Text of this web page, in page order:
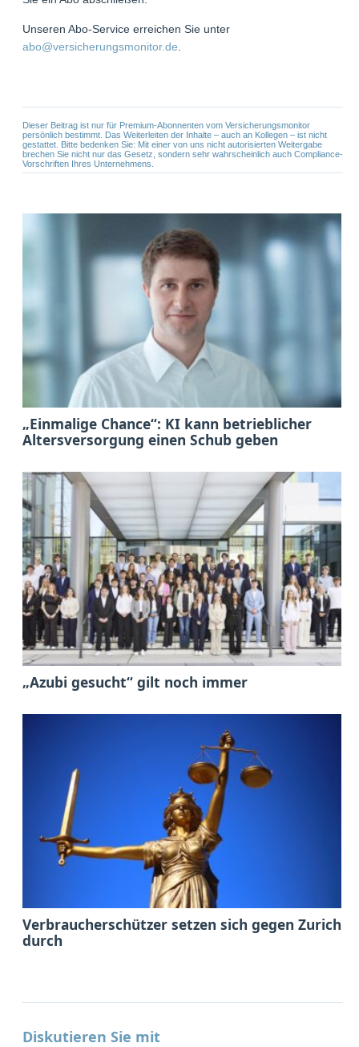
Unseren Abo-Service erreichen Sie unter
abo@versicherungsmonitor.de
Dieser Beitrag ist nur für Premium-Abonnenten vom Versicherungsmonitor
persönlich bestimmt. Das Weiterleiten der Inhalte – auch an Kollegen – ist nicht
gestattet. Bitte bedenken Sie: Mit einer von uns nicht autorisierten Weitergabe
brechen Sie nicht nur das Gesetz, sondern sehr wahrscheinlich auch Compliance-
Vorschriften Ihres Unternehmens.
„Einmalige Chance“: KI kann betrieblicher
Altersversorgung einen Schub geben
„Azubi gesucht“ gilt noch immer
Verbraucherschützer setzen sich gegen Zurich
durch
Diskutieren Sie mit